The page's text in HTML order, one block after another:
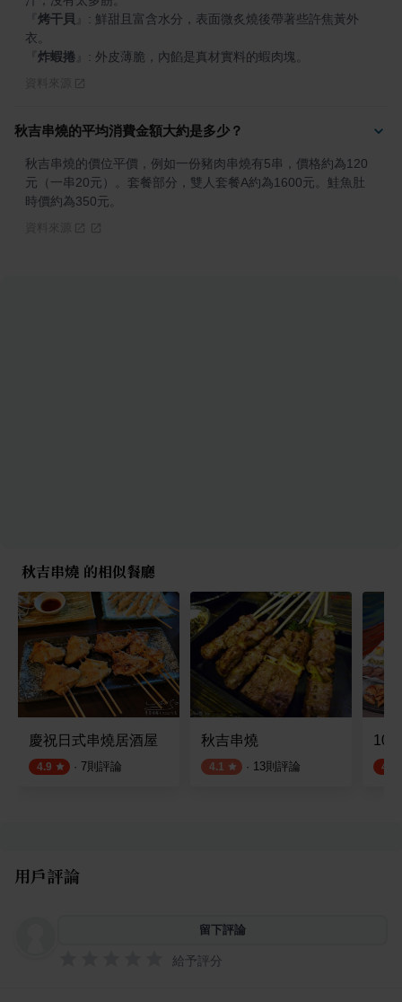
烤干貝
: 鮮甜且富含水分，表面微炙燒後帶著些許焦黃外
炸蝦捲 : 外皮薄脆，內餡是真材實料的蝦肉塊。
秋吉串燒的平均消費金額大約是多少？
秋吉串燒的價位平價，例如一份豬肉串燒有5串，價格約為120
元（一串20元）。套餐部分，雙人套餐A約為1600元。鮭魚肚
時價約為350元。
秋吉串燒 的相似餐廳
慶祝日式串燒居酒屋
4.9 · 7則評論
秋吉串燒
4.1 · 13則評論
103
4.6
用戶評論
留下評論
給予評分